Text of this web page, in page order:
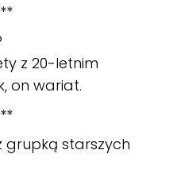
z 20-letnim
on wariat.
grupką starszych